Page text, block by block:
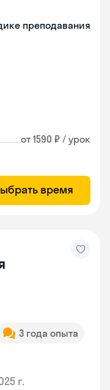
преподавания
от 1590 ₽ / урок
время
3 года опыта
г.